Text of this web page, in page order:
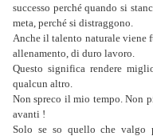
successo perché quando si
meta, perché si distraggono.
Anche il talento naturale viene
allenamento, di duro lavoro.
Questo significa rendere
qualcun altro.
Non spreco il mio tempo. Non
avanti !
Solo se so quello che valgo